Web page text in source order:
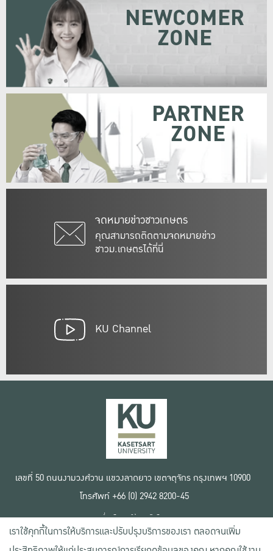
จดหมายข่าวชาวเกษตร
คุณสามารถติดตามจดหมายข่าว
ชาวม.เกษตรได้ที่นี่
NEWCOMER
ZONE
PARTNER
ZONE
KU Channel
เลขที่ 50 ถนนงามวงศ์วาน แขวงลาดยาว เขตจตุจักร กรุงเทพฯ 10900
โทรศัพท์ +66 (0) 2942 8200-45
เงื่อนไขการใช้งานเว็บไซต์
ข้อตกลงด้านสิทธิ์ใช้งาน
นโยบายความเป็นส่วนตัว
เราใช้คุกกี้ในการให้บริการและปรับปรุงบริการของเรา ตลอดจนเพิ่ม